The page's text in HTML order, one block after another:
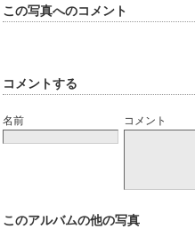
この写真へのコメント
コメントする
名前 コメント
このアルバムの他の写真